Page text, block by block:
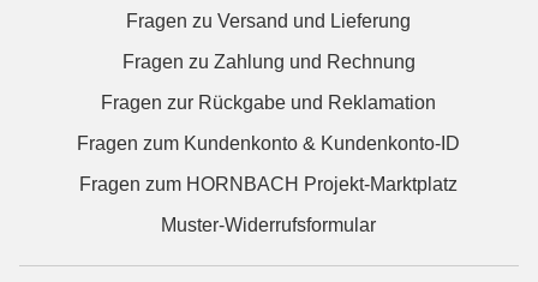
Fragen zu Versand und Lieferung
Fragen zu Zahlung und Rechnung
Fragen zur Rückgabe und Reklamation
Fragen zum Kundenkonto & Kundenkonto-ID
Fragen zum HORNBACH Projekt-Marktplatz
Muster-Widerrufsformular